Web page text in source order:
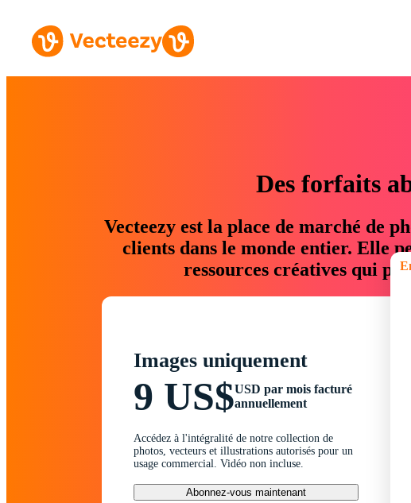
Des forfaits
Vecteezy est la place de marché de
clients dans le monde entier. Elle
ressources créatives qui
Images uniquement
9 US$USD par mois facturé
annuellement
Accédez à l'intégralité de notre collection de
photos, vecteurs et illustrations autorisés pour un
usage commercial. Vidéo non incluse.
Abonnez-vous maintenant
En